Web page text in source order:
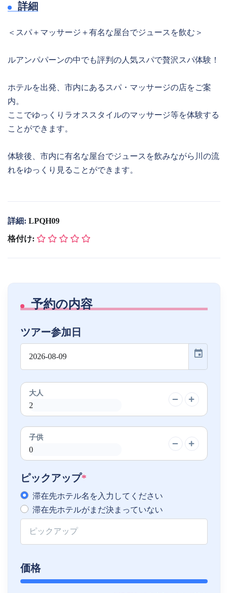
詳細
＜スパ＋マッサージ＋有名な屋台でジュースを飲む＞
ルアンパパーンの中でも評判の人気スパで贅沢スパ体験！
ホテルを出発、市内にあるスパ・マッサージの店をご案
内。
ここでゆっくりラオススタイルのマッサージ等を体験する
ことができます。
体験後、市内に有名な屋台でジュースを飲みながら川の流
れをゆっくり見ることができます。
詳細: LPQH09
格付け:
予約の内容
ツアー参加日
event
大人
子供
ピックアップ*
滞在先ホテル名を入力してください
滞在先ホテルがまだ決まっていない
価格